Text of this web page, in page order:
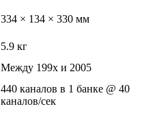
334 × 134 × 330 мм
5.9 кг
Между 199x и 2005
440 каналов в 1 банке @ 40
каналов/сек